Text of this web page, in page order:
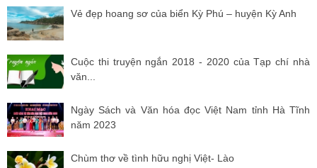
Vẻ đẹp hoang sơ của biển Kỳ Phú – huyện Kỳ Anh
Cuộc thi truyện ngắn 2018 - 2020 của Tạp chí nhà
văn...
Ngày Sách và Văn hóa đọc Việt Nam tỉnh Hà Tĩnh
năm 2023
Chùm thơ về tình hữu nghị Việt- Lào